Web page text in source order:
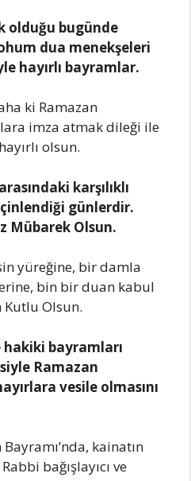
olduğu bugünde
dua menekşeleri
hayırlı bayramlar.
ki Ramazan
imza atmak dileği ile
olsun.
karşılıklı
günlerdir.
Mübarek Olsun.
yüreğine, bir damla
bin bir duan kabul
Kutlu Olsun.
bayramları
Ramazan
vesile olmasını
kainatın
bağışlayıcı ve